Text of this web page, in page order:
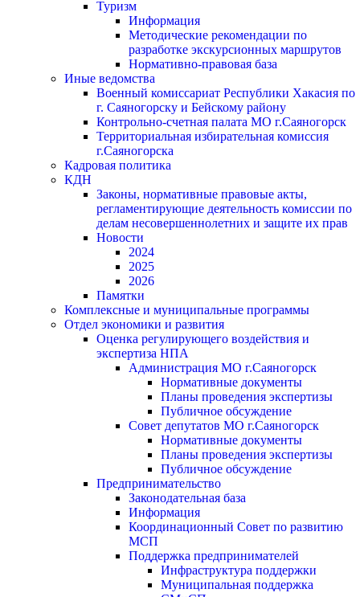
Туризм
Информация
Методические рекомендации по
разработке экскурсионных маршрутов
Нормативно-правовая база
Иные ведомства
Военный комиссариат Республики Хакасия по
г. Саяногорску и Бейскому району
Контрольно-счетная палата МО г.Саяногорск
Территориальная избирательная комиссия
г.Саяногорска
Кадровая политика
КДН
Законы, нормативные правовые акты,
регламентирующие деятельность комиссии по
делам несовершеннолетних и защите их прав
Новости
2024
2025
2026
Памятки
Комплексные и муниципальные программы
Отдел экономики и развития
Оценка регулирующего воздействия и
экспертиза НПА
Администрация МО г.Саяногорск
Нормативные документы
Планы проведения экспертизы
Публичное обсуждение
Совет депутатов МО г.Саяногорск
Нормативные документы
Планы проведения экспертизы
Публичное обсуждение
Предпринимательство
Законодательная база
Информация
Координационный Совет по развитию
МСП
Поддержка предпринимателей
Инфраструктура поддержки
Муниципальная поддержка